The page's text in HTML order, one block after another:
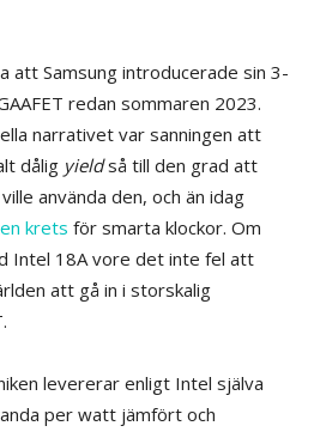
att Samsung introducerade sin 3-
redan sommaren 2023.
narrativet var sanningen att
dålig yieldså till den grad att
använda den, och än idag
krets för smarta klockor. Om
Intel 18A vore det inte fel att
att gå in i storskalig
levererar enligt Intel själva
per watt jämfört och